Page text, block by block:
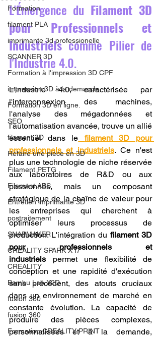
Formation
filament PLA
imprimante 3d professionelle
SCANNER 3D
Formation à l'impression 3D CPF
impression 3D à la demande
Formation 3D en ligne.
SEO
filament 3D
Refaire une piece en 3D
Filament PETG
Filament ABS
Entretien imprimante 3D
postraitement
SNAPMAKER
CRÉALITY SPARK X I7
CREALITY
Bambu Lab X2D
fusion 360
fusion 360
Formation CREALITY PRINT
L'Émergence du Filament 3D
pour Professionnels et
Industriels comme Pilier de
l'Industrie 4.0.
L'industrie 4.0, caractérisée par
l'interconnexion des machines,
l'analyse des mégadonnées et
l'automatisation avancée, trouve un allié
essentiel dans le
filament 3D pour
professionnels et industriels. Ce n'est
plus une technologie de niche réservée
aux laboratoires de R&D ou aux
passionnés, mais un composant
stratégique de la chaîne de valeur pour
les entreprises qui cherchent à
optimiser leurs processus de
production. L'intégration du filament 3D
pour professionnels et
industriels permet une flexibilité de
conception et une rapidité d'exécution
sans précédent, des atouts cruciaux
dans un environnement de marché en
constante évolution. La capacité de
produire des pièces complexes,
personnalisées et à la demande,